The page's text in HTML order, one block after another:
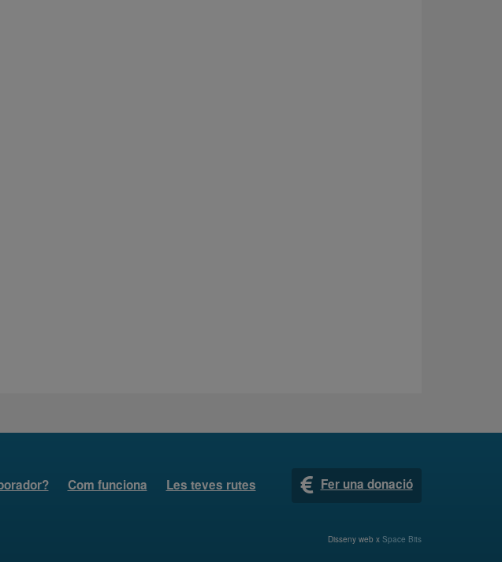
Com funciona Les teves rutes Fer una donació
Disseny web x Space Bits